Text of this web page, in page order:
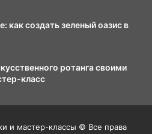
как создать зеленый оазис в
ротанга своими
класс
и мастер-классы © Все права